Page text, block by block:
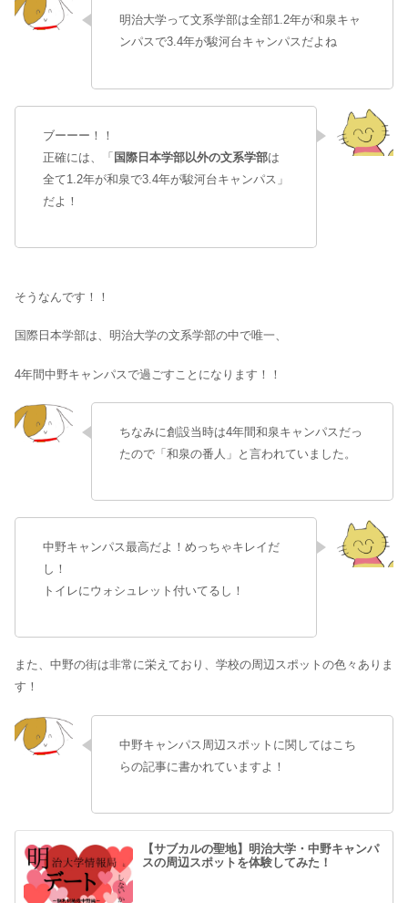
明治大学って文系学部は全部1.2年が和泉キャ
ンパスで3.4年が駿河台キャンパスだよね
ブーーー！！
正確には、「 国際日本学部以外の文系学部は
全て1.2年が和泉で3.4年が駿河台キャンパス」
だよ！
そうなんです！！
国際日本学部は、明治大学の文系学部の中で唯一、
4年間中野キャンパスで過ごすことになります！！
ちなみに創設当時は4年間和泉キャンパスだっ
たので「和泉の番人」と言われていました。
中野キャンパス最高だよ！めっちゃキレイだ
し！
トイレにウォシュレット付いてるし！
また、中野の街は非常に栄えており、学校の周辺スポットの色々ありま
す！
中野キャンパス周辺スポットに関してはこち
らの記事に書かれていますよ！
【サブカルの聖地】明治大学・中野キャンパ
スの周辺スポットを体験してみた！